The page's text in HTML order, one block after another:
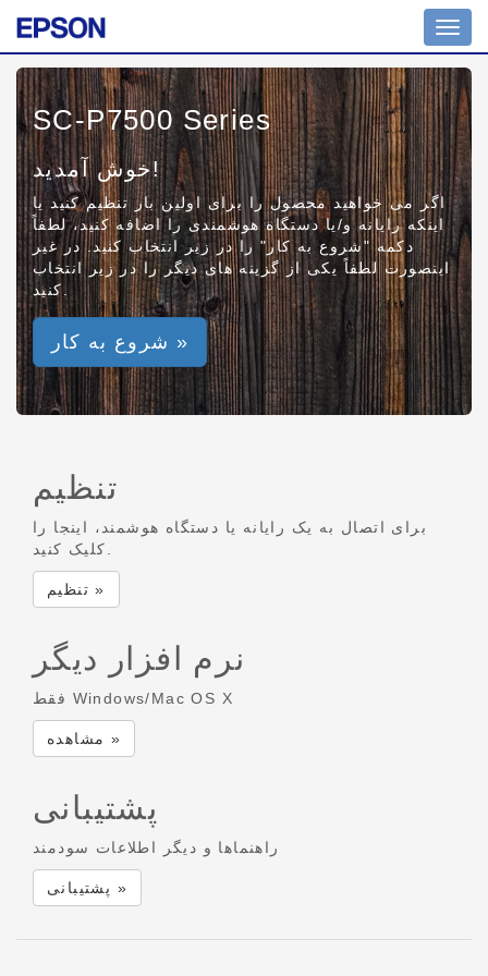
SC-P7500 Series
خوش آمدید!
اگر می خواهید محصول را برای اولین بار تنظیم کنید یا
اینکه رایانه و/یا دستگاه هوشمندی را اضافه کنید، لطفاً
دکمه "شروع به کار" را در زیر انتخاب کنید. در غیر
اینصورت لطفاً یکی از گزینه های دیگر را در زیر انتخاب
شروع به کار »
تنظیم
برای اتصال به یک رایانه یا دستگاه هوشمند، اینجا را
تنظیم »
نرم افزار دیگر
فقط Windows/Mac OS X
مشاهده »
پشتیبانی
راهنماها و دیگر اطلاعات سودمند
پشتیبانی »